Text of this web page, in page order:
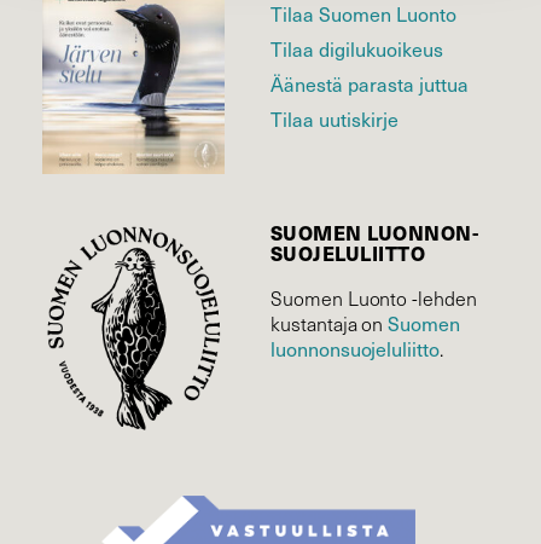
Tilaa Suomen Luonto
Tilaa digilukuoikeus
Äänestä parasta juttua
Tilaa uutiskirje
SUOMEN LUONNON­
SUOJELU­LIITTO
Suomen Luonto -lehden
kustantaja onSuomen
luonnonsuojelu­liitto.